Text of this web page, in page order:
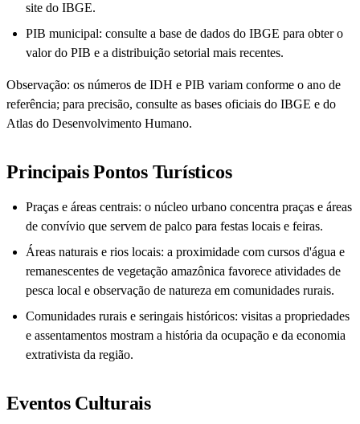
site do IBGE.
PIB municipal: consulte a base de dados do IBGE para obter o
valor do PIB e a distribuição setorial mais recentes.
Observação: os números de IDH e PIB variam conforme o ano de
referência; para precisão, consulte as bases oficiais do IBGE e do
Atlas do Desenvolvimento Humano.
Principais Pontos Turísticos
Praças e áreas centrais: o núcleo urbano concentra praças e áreas
de convívio que servem de palco para festas locais e feiras.
Áreas naturais e rios locais: a proximidade com cursos d'água e
remanescentes de vegetação amazônica favorece atividades de
pesca local e observação de natureza em comunidades rurais.
Comunidades rurais e seringais históricos: visitas a propriedades
e assentamentos mostram a história da ocupação e da economia
extrativista da região.
Eventos Culturais